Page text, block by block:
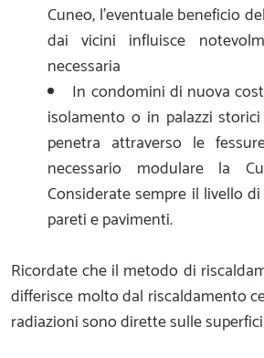
Cuneo, l'eventuale beneficio
dai vicini influisce
necessaria
In condomini di nuova
isolamento o in palazzi
penetra attraverso le
necessario modulare la
Considerate sempre il livello
pareti e pavimenti.
Ricordate che il metodo di
differisce molto dal riscaldamento
radiazioni sono dirette sulle